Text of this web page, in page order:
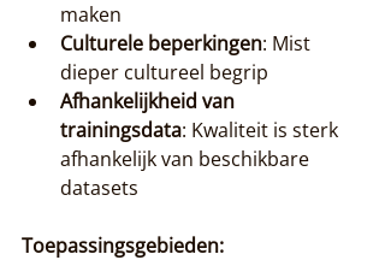
maken
Culturele beperkingen: Mist
dieper cultureel begrip
Afhankelijkheid van
trainingsdata: Kwaliteit is sterk
afhankelijk van beschikbare
datasets
Toepassingsgebieden: